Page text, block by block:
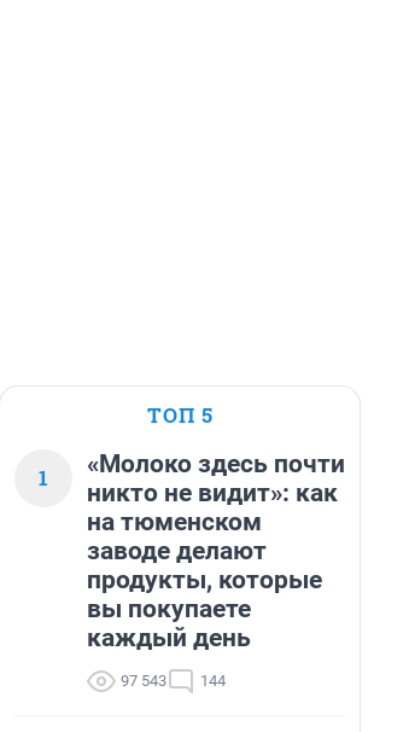
ТОП 5
1
«Молоко здесь почти
никто не видит»: как
на тюменском
заводе делают
продукты, которые
вы покупаете
каждый день
97 543 144